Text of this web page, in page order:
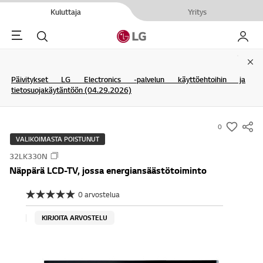
Kuluttaja Yritys
Menu Haku My LG
Päivitykset LG Electronics -palvelun käyttöehtoihin ja
tietosuojakäytäntöön (04.29.2026)
0
s
VALIKOIMASTA POISTUNUT
32LK330N
Näppärä LCD-TV, jossa energiansäästötoiminto
E
i
a
0 arvostelua
KIRJOITA ARVOSTELU